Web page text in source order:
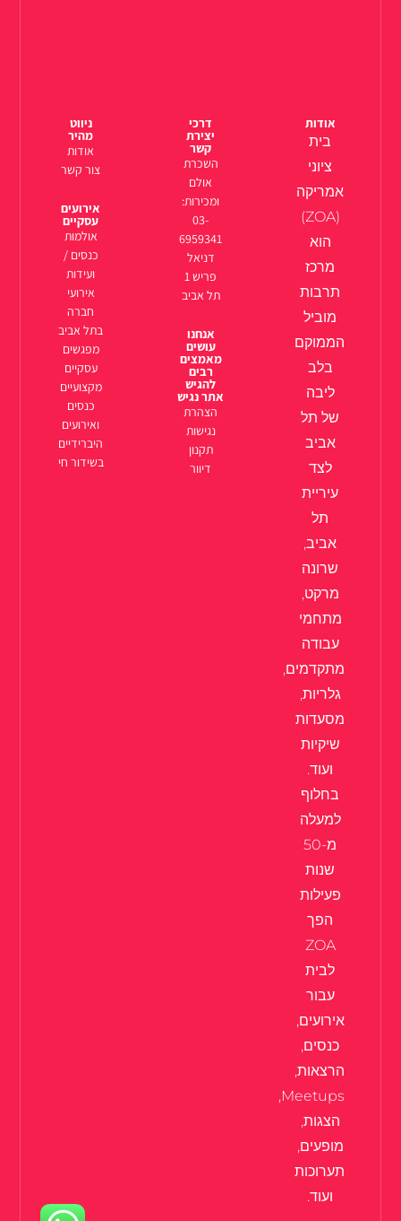
אודות
בית
ציוני
אמריקה
(ZOA)
הוא
מרכז
תרבות
מוביל
הממוקם
בלב
ליבה
של תל
אביב
לצד
עיריית
תל
אביב,
שרונה
מרקט,
מתחמי
עבודה
מתקדמים,
גלריות,
מסעדות
שיקיות
ועוד.
בחלוף
למעלה
מ-50
שנות
פעילות
הפך
ZOA
לבית
עבור
אירועים,
כנסים,
הרצאות,
Meetups,
הצגות,
מופעים,
תערוכות
ועוד.
דרכי
יצירת
קשר
השכרת
אולם
ומכירות:
03-
6959341
דניאל
פריש 1
תל אביב
אנחנו
עושים
מאמצים
רבים
להגיש
אתר נגיש
הצהרת
נגישות
תקנון
דיוור
ניווט
מהיר
אודות
צור קשר
אירועים
עסקיים
אולמות
כנסים /
ועידות
אירועי
חברה
בתל אביב
מפגשים
עסקיים
מקצועיים
כנסים
ואירועים
היברידיים
בשידור חי